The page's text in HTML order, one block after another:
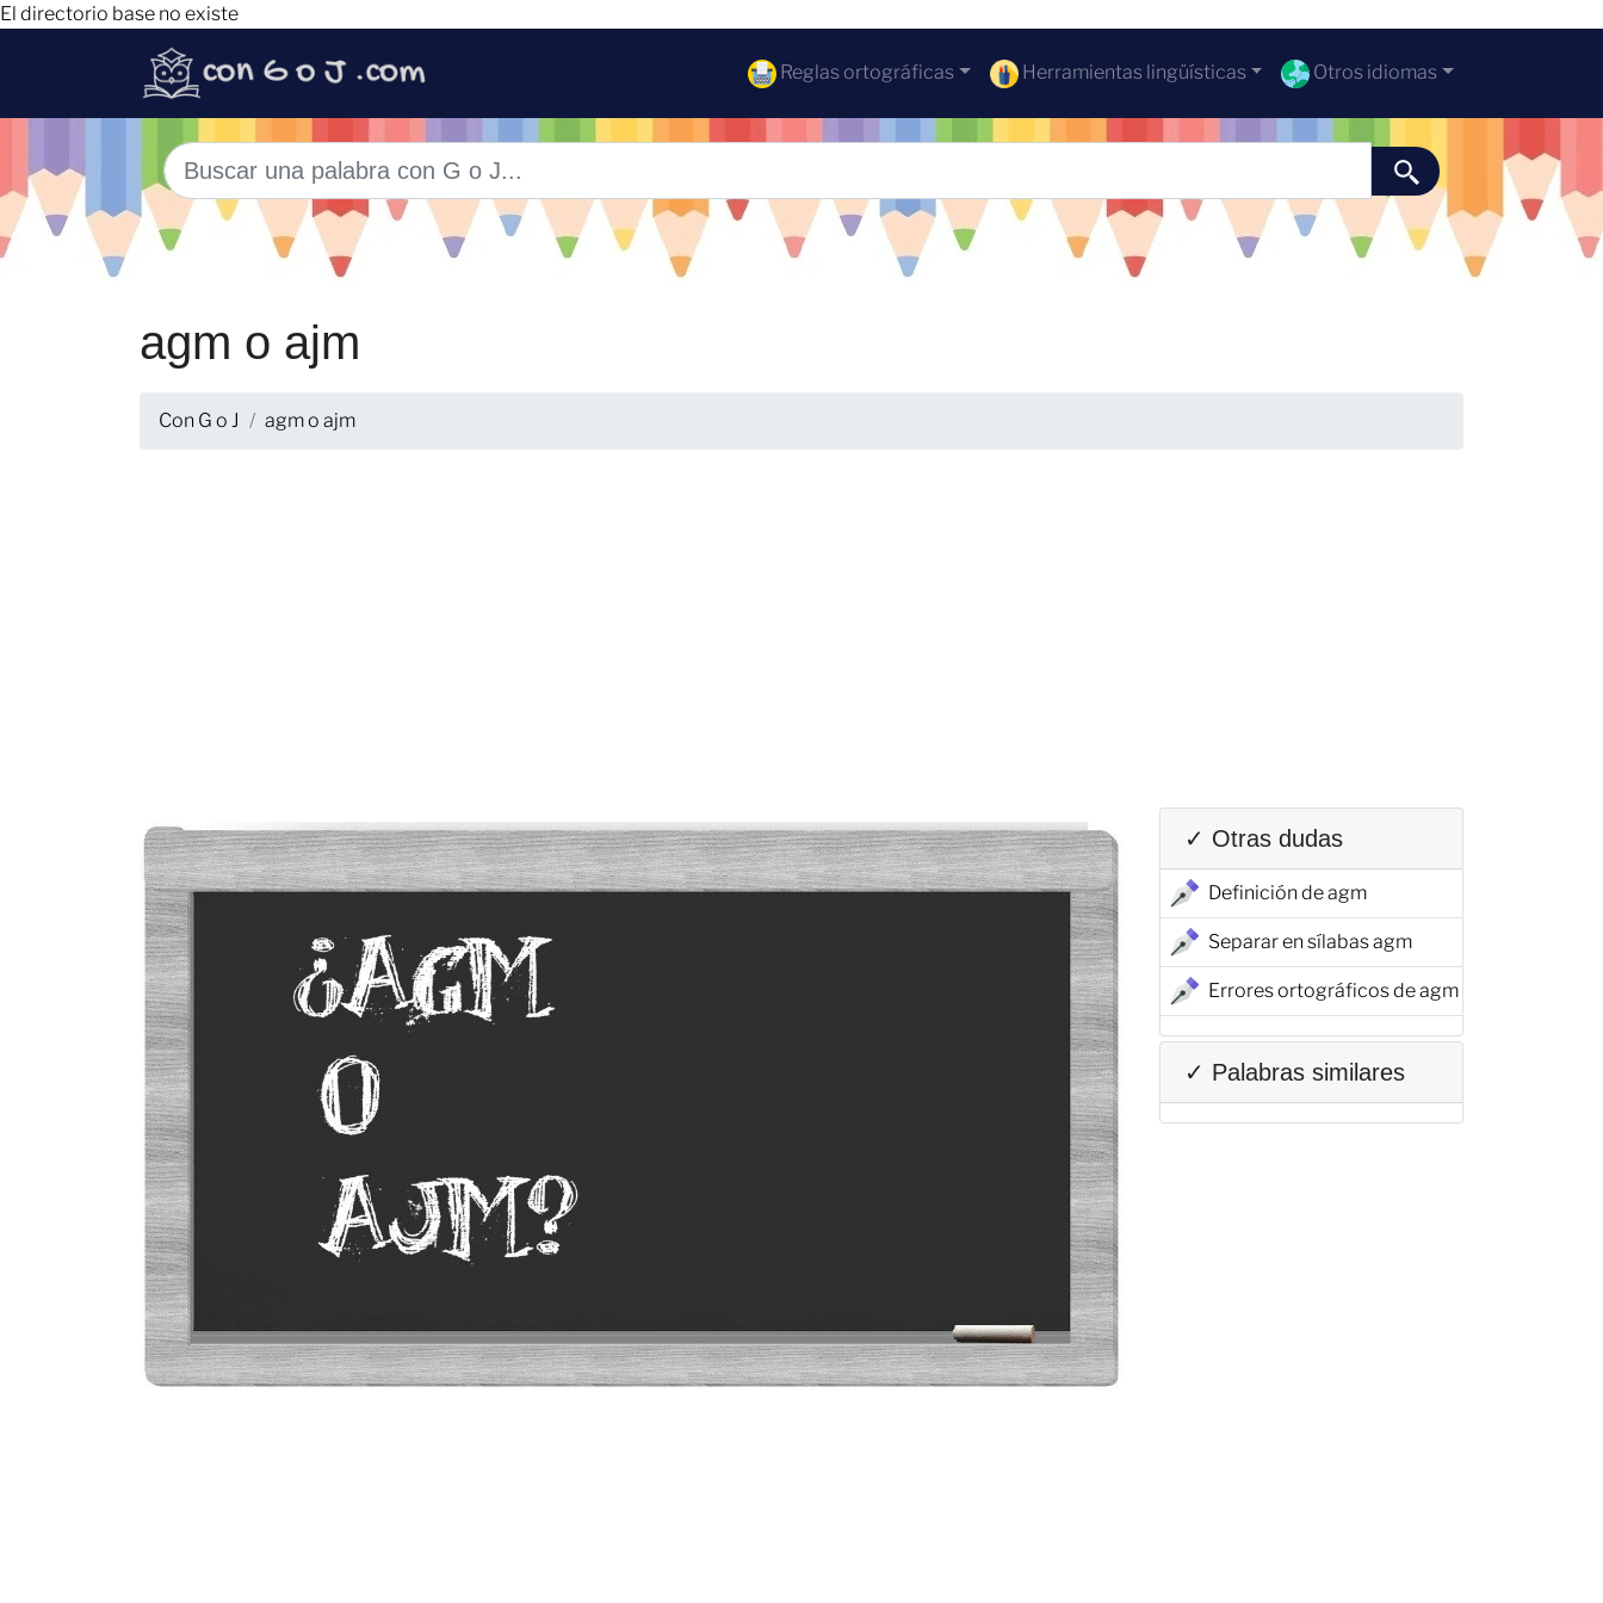
El directorio base no existe
Reglas ortográficas Herramientas lingüísticas Otros idiomas
agm o ajm
Con G o J agm o ajm
✓ Otras dudas
Definición de agm
Separar en sílabas agm
Errores ortográficos de agm
✓ Palabras similares